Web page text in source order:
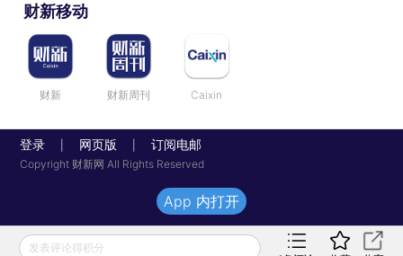
财新移动
财新 财新周刊 Caixin
登录 网页版 订阅电邮
Copyright 财新网 All Rights Reserved
发表评论得积分
App 内打开